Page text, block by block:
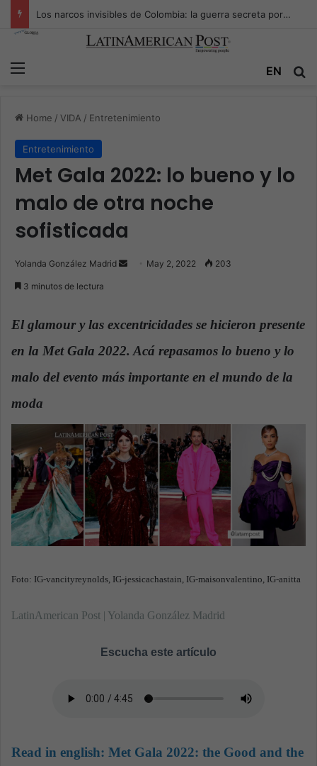
Los narcos invisibles de Colombia: la guerra secreta por la verdad, el poder y la nueva economía de la droga
EN
Home / VIDA / Entretenimiento
Entretenimiento
Met Gala 2022: lo bueno y lo
malo de otra noche
sofisticada
Yolanda González Madrid
a
m
l
May 2, 2022 203
3 minutos de lectura
El glamour y las excentricidades se hicieron presente
en la Met Gala 2022. Acá repasamos lo bueno y lo
malo del evento más importante en el mundo de la
moda
Foto: IG-vancityreynolds, IG-jessicachastain, IG-maisonvalentino, IG-anitta
LatinAmerican Post | Yolanda González Madrid
Escucha este artículo
Read in english: Met Gala 2022: the Good and the